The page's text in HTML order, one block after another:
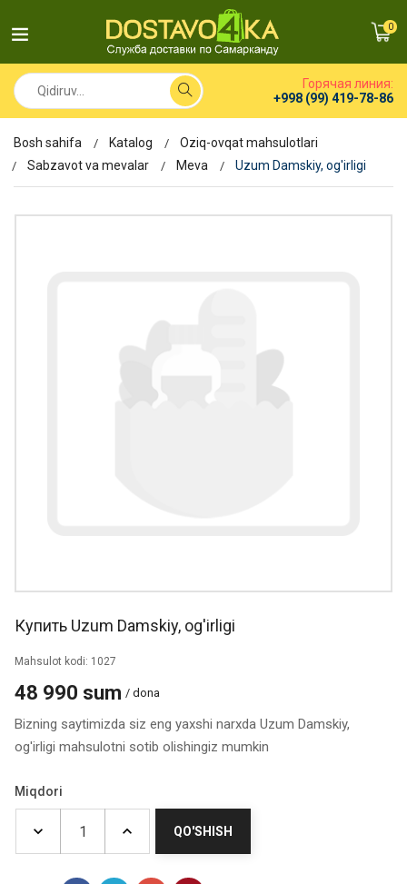
0
Горячая линия:
+998 (99) 419-78-86
Bosh sahifa Katalog
Oziq-ovqat mahsulotlari
Sabzavot va mevalar
Meva Uzum Damskiy, og'irligi
Купить Uzum Damskiy, og'irligi
Mahsulot kodi: 1027
48 990 sum / dona
Bizning saytimizda siz eng yaxshi narxda Uzum Damskiy,
og'irligi mahsulotni sotib olishingiz mumkin
Miqdori
QO'SHISH